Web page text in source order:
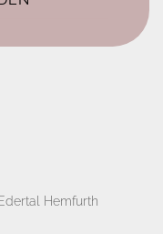
Hemfurth